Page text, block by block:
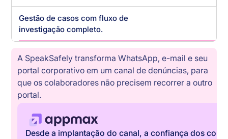
Gestão de casos com fluxo de
investigação completo.
A SpeakSafely transforma WhatsApp, e-mail e seu
portal corporativo em um canal de denúncias, para
que os colaboradores não precisem recorrer a outro
portal.
Desde a implantação do canal, a confiança dos